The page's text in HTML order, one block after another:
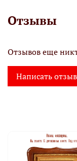
Отзывы
Отзывов еще
Написать отзыв